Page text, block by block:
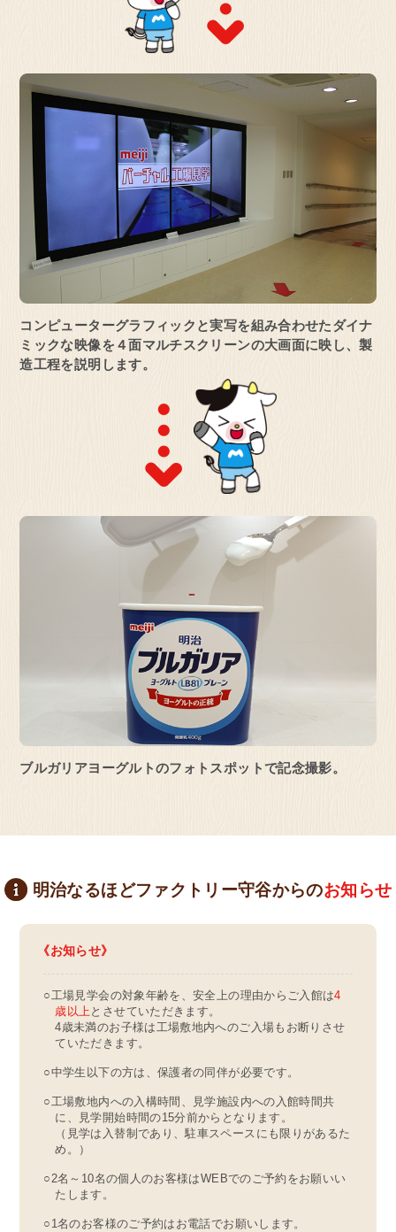
コンピューターグラフィックと実写を組み合わせたダイナ
ミックな映像を ４面マルチスクリーンの大画面に映し、製
造工程を説明します。
ブルガリアヨーグルトのフォトスポットで記念撮影。
明治なるほどファクトリー守谷からのお知らせ
お知らせ
○工場見学会の対象年齢を、安全上の理由からご入館は4
歳以上とさせていただきます。
4歳未満のお子様は工場敷地内へのご入場もお断りさせ
ていただきます。
○中学生以下の方は、保護者の同伴が必要です。
○工場敷地内への入構時間、見学施設内への入館時間共
に、見学開始時間の15分前からとなります。
（見学は入替制であり、駐車スペースにも限りがあるた
め。）
○2名～10名の個人のお客様はWEBでのご予約をお願いい
たします。
○1名のお客様のご予約はお電話でお願いします。